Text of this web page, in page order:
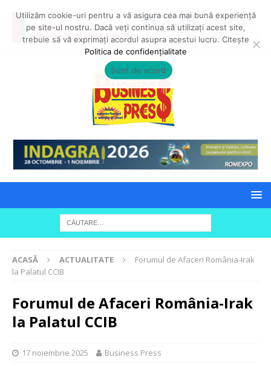
ACASĂ ACTUALITATE
Forumul de Afaceri România-Irak
la Palatul CCIB
Forumul de Afaceri România-Irak
la Palatul CCIB
17 noiembrie 2025 Business Press
Utilizăm cookie-uri pentru a vă asigura cea mai bună experiență
pe site-ul nostru. Dacă veți continua să utilizați acest site,
trebuie să vă exprimați acordul asupra acestui lucru. Citește
Politica de confidențialitate
Sunt de acord